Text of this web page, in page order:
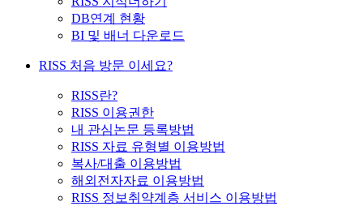
DB연계 현황
BI 및 배너 다운로드
RISS 처음 방문 이세요?
RISS란?
RISS 이용권한
내 관심논문 등록방법
RISS 자료 유형별 이용방법
복사/대출 이용방법
해외전자자료 이용방법
RISS 정보취약계층 서비스 이용방법